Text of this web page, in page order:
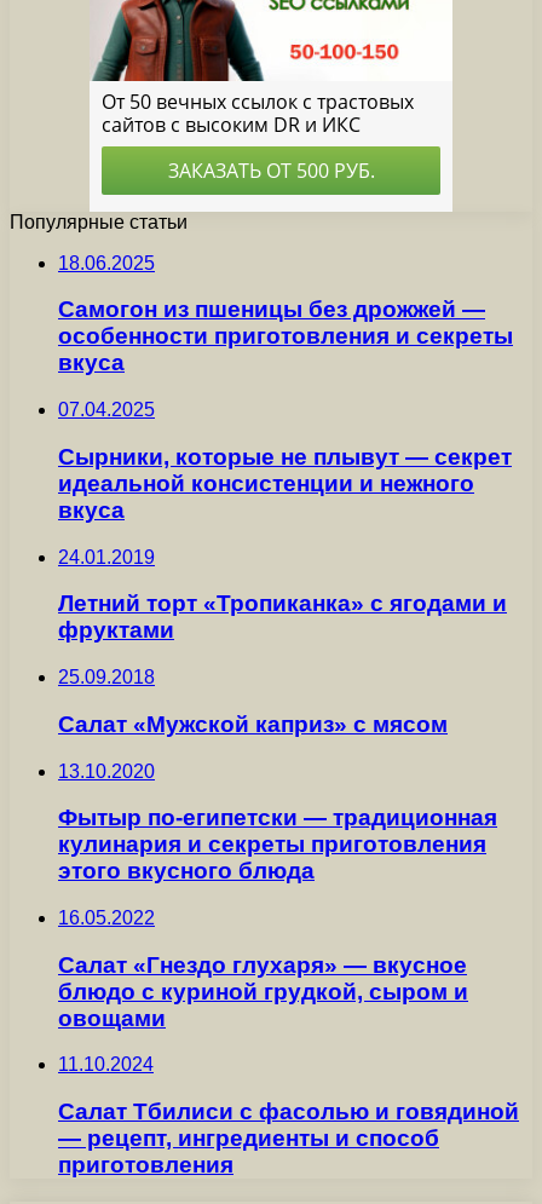
Популярные статьи
18.06.2025
Самогон из пшеницы без дрожжей —
особенности приготовления и секреты
вкуса
07.04.2025
Сырники, которые не плывут — секрет
идеальной консистенции и нежного
вкуса
24.01.2019
Летний торт «Тропиканка» с ягодами и
фруктами
25.09.2018
Салат «Мужской каприз» с мясом
13.10.2020
Фытыр по-египетски — традиционная
кулинария и секреты приготовления
этого вкусного блюда
16.05.2022
Салат «Гнездо глухаря» — вкусное
блюдо с куриной грудкой, сыром и
овощами
11.10.2024
Салат Тбилиси с фасолью и говядиной
— рецепт, ингредиенты и способ
приготовления